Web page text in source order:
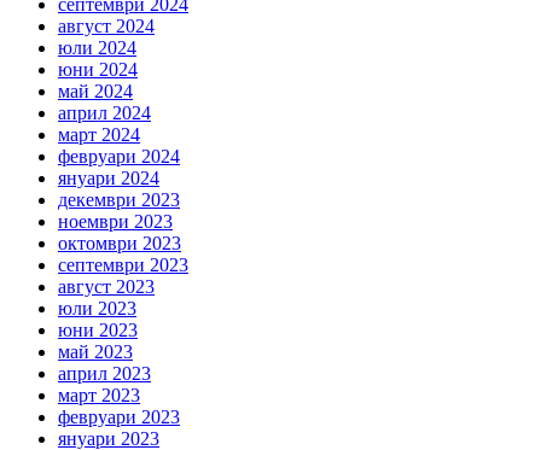
август 2024
юли 2024
юни 2024
май 2024
април 2024
март 2024
февруари 2024
януари 2024
декември 2023
ноември 2023
октомври 2023
септември 2023
август 2023
юли 2023
юни 2023
май 2023
април 2023
март 2023
февруари 2023
януари 2023